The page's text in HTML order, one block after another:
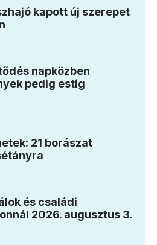
kapott új szerepet
napközben
pedig estig
21 borászat
és családi
2026. augusztus 3.